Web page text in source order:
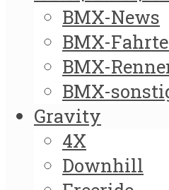
BMX-News
BMX-
BMX-
BMX-
Gravity
4X
Downhill